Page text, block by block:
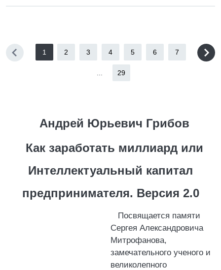
1 2 3 4 5 6 7
29
Андрей Юрьевич Грибов
Как заработать миллиард или
Интеллектуальный капитал
предпринимателя. Версия 2.0
Посвящается памяти
Сергея Александровича
Митрофанова,
замечательного ученого и
великолепного